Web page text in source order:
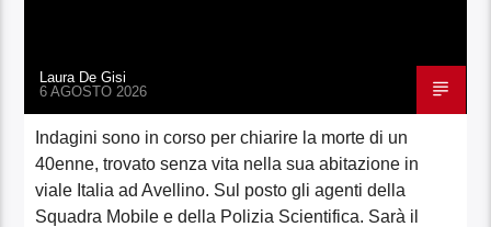
Laura De Gisi
6 AGOSTO 2026
Indagini sono in corso per chiarire la morte di un
40enne, trovato senza vita nella sua abitazione in
viale Italia ad Avellino. Sul posto gli agenti della
Squadra Mobile e della Polizia Scientifica. Sarà il